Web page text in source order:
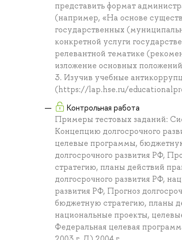
представить формат
(например, «На основе
государственных
конкретной услуги
релевантной тематике
изложение основных
3. Изучив учебные
(https://lap.hse.ru/
Контрольная работа
Примеры тестовых заданий:
Концепцию долгосрочного
целевые программы,
долгосрочного развития РФ,
стратегию, планы действий
долгосрочного развития РФ,
развития РФ, Прогноз
бюджетную стратегию, планы
национальные проекты,
Федеральная целевая